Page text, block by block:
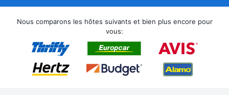
Nous comparons les hôtes suivants et bien plus encore pour
vous: